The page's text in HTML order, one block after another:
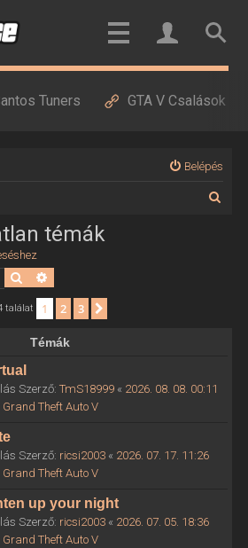
Tuners GTA V Csalások
Belépés
témák
Keresés
találat 1 2 3
Témák
Szerző: TmS18999« 2026. 08. 08. 00:11
Grand Theft Auto V
Szerző: ricsi2003« 2026. 07. 17. 11:26
Grand Theft Auto V
up your night
Szerző: ricsi2003« 2026. 07. 05. 18:36
Grand Theft Auto V